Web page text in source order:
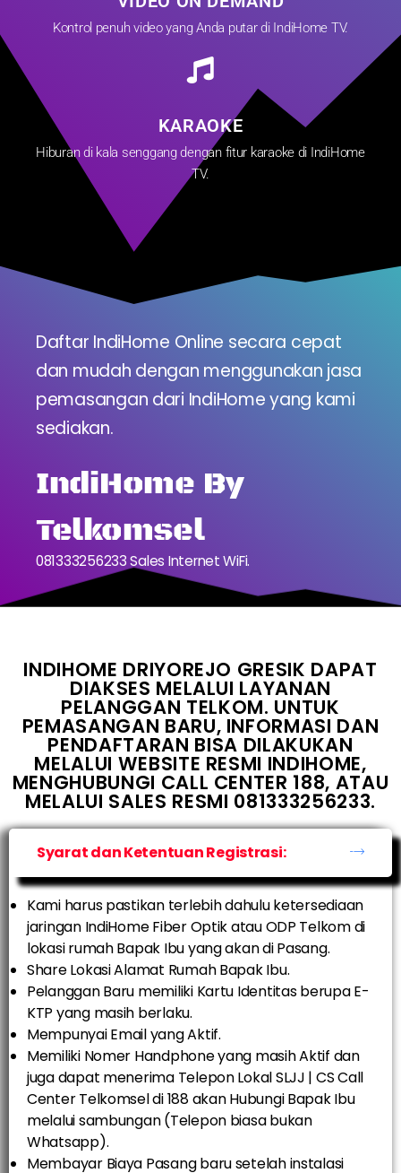
Kontrol penuh video yang Anda putar di IndiHome TV.
KARAOKE
Hiburan di kala senggang dengan fitur karaoke di IndiHome
TV.
Daftar IndiHome Online secara cepat
dan mudah dengan menggunakan jasa
pemasangan dari IndiHome yang kami
sediakan.
IndiHome By
Telkomsel
081333256233 Sales Internet WiFi.
INDIHOME DRIYOREJO GRESIK DAPAT
DIAKSES MELALUI LAYANAN
PELANGGAN TELKOM. UNTUK
PEMASANGAN BARU, INFORMASI DAN
PENDAFTARAN BISA DILAKUKAN
MELALUI WEBSITE RESMI INDIHOME,
MENGHUBUNGI CALL CENTER 188, ATAU
MELALUI SALES RESMI 081333256233.
Syarat dan Ketentuan Registrasi:
Kami harus pastikan terlebih dahulu ketersediaan
jaringan IndiHome Fiber Optik atau ODP Telkom di
lokasi rumah Bapak Ibu yang akan di Pasang.
Share Lokasi Alamat Rumah Bapak Ibu.
Pelanggan Baru memiliki Kartu Identitas berupa E-
KTP yang masih berlaku.
Mempunyai Email yang Aktif.
Memiliki Nomer Handphone yang masih Aktif dan
juga dapat menerima Telepon Lokal SLJJ | CS Call
Center Telkomsel di 188 akan Hubungi Bapak Ibu
melalui sambungan (Telepon biasa bukan
Whatsapp).
Membayar Biaya Pasang baru setelah instalasi